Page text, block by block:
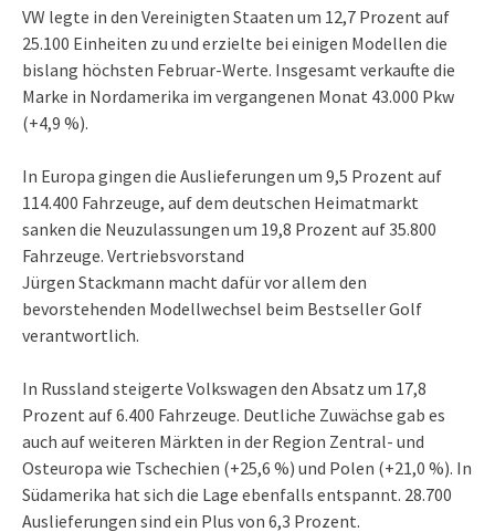
VW legte in den Vereinigten Staaten um 12,7 Prozent auf
25.100 Einheiten zu und erzielte bei einigen Modellen die
bislang höchsten Februar-Werte. Insgesamt verkaufte die
Marke in Nordamerika im vergangenen Monat 43.000 Pkw
(+4,9 %).
In Europa gingen die Auslieferungen um 9,5 Prozent auf
114.400 Fahrzeuge, auf dem deutschen Heimatmarkt
sanken die Neuzulassungen um 19,8 Prozent auf 35.800
Fahrzeuge. Vertriebsvorstand
Jürgen Stackmann macht dafür vor allem den
bevorstehenden Modellwechsel beim Bestseller Golf
verantwortlich.
In Russland steigerte Volkswagen den Absatz um 17,8
Prozent auf 6.400 Fahrzeuge. Deutliche Zuwächse gab es
auch auf weiteren Märkten in der Region Zentral- und
Osteuropa wie Tschechien (+25,6 %) und Polen (+21,0 %). In
Südamerika hat sich die Lage ebenfalls entspannt. 28.700
Auslieferungen sind ein Plus von 6,3 Prozent.